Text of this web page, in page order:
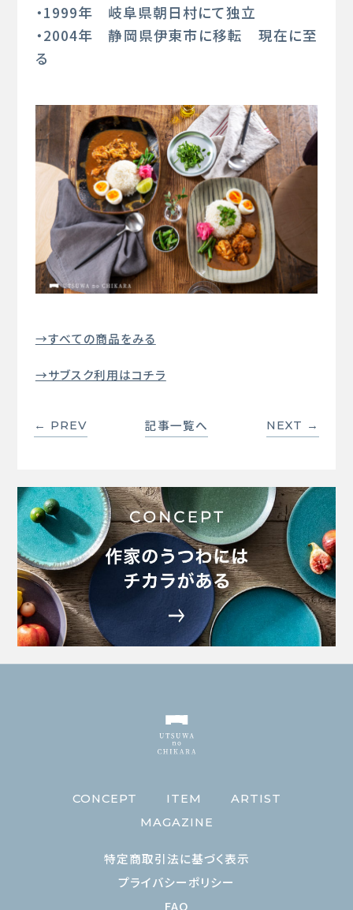
最新情報をCheck
・1999年 岐阜県朝日村にて独立
・2004年 静岡県伊東市に移転 現在に至
る
→すべての商品をみる
→サブスク利用はコチラ
← PREV 記事一覧へ NEXT →
CONCEPT ITEM
ARTIST
MAGAZINE
特定商取引法に基づく表示
プライバシーポリシー
FAQ